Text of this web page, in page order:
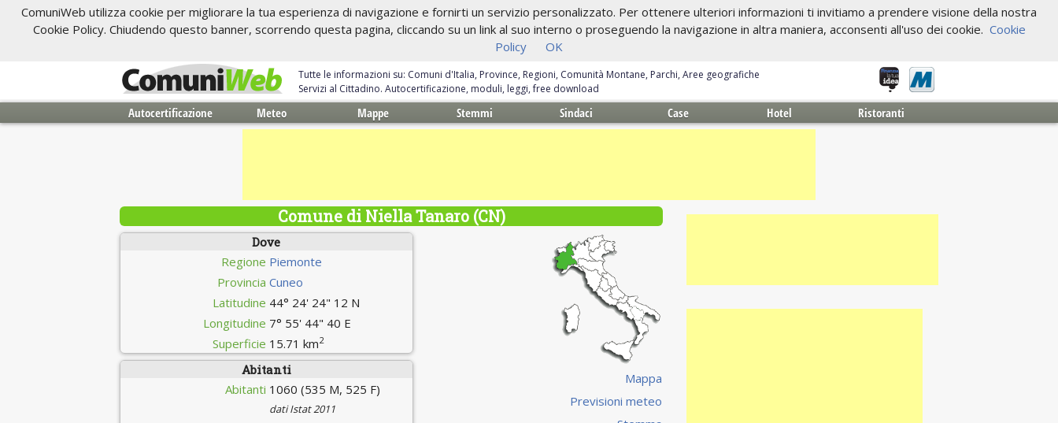
ComuniWeb utilizza cookie per migliorare la tua esperienza di navigazione e fornirti un servizio personalizzato. Per ottenere ulteriori informazioni ti invitiamo a prendere visione della nostra
Cookie Policy. Chiudendo questo banner, scorrendo questa pagina, cliccando su un link al suo interno o proseguendo la navigazione in altra maniera, acconsenti all'uso dei cookie. Cookie
Policy
OK
Tutte le informazioni su: Comuni d'Italia, Province, Regioni, Comunità Montane, Parchi, Aree geografiche
Servizi al Cittadino. Autocertificazione, moduli, leggi, free download
Autocertificazione Meteo Mappe Stemmi Sindaci Case Hotel Ristoranti
Comune di Niella Tanaro (CN)
Dove
Regione Piemonte
Provincia Cuneo
Latitudine 44° 24' 24" 12 N
Longitudine 7° 55' 44" 40 E
Superficie 15.71 km2
Abitanti
Abitanti 1060 (535 M, 525 F)
dati Istat 2011
Mappa
Previsioni meteo